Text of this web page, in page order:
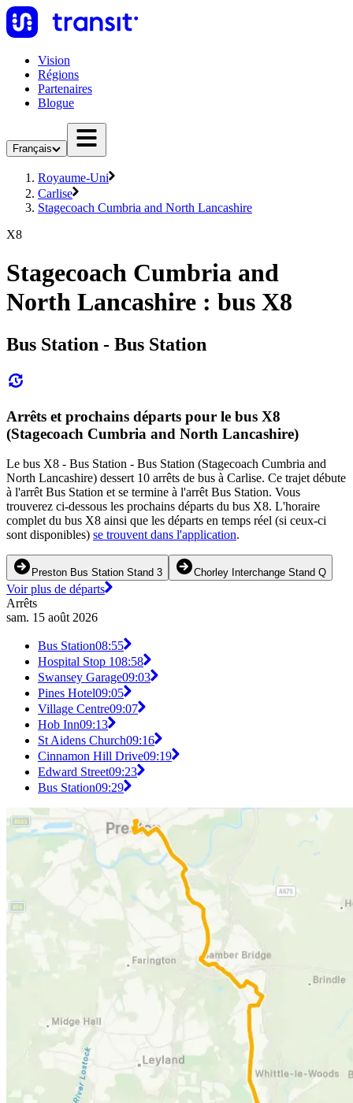
Vision
Régions
Partenaires
Blogue
Français
Royaume-Uni
Carlise
Stagecoach Cumbria and North Lancashire
X8
Stagecoach Cumbria and
North Lancashire : bus X8
Bus Station - Bus Station
Arrêts et prochains départs pour le bus X8
(Stagecoach Cumbria and North Lancashire)
Le bus X8 - Bus Station - Bus Station (Stagecoach Cumbria and
North Lancashire) dessert 10 arrêts de bus à Carlise. Ce trajet débute
à l'arrêt Bus Station et se termine à l'arrêt Bus Station. Vous
trouverez ci-dessous les prochains départs du bus X8. L'horaire
complet du bus X8 ainsi que les départs en temps réel (si ceux-ci
sont disponibles) se trouvent dans l'application.
Preston Bus Station Stand 3 Chorley Interchange Stand Q
Voir plus de départs
Arrêts
sam. 15 août 2026
Bus Station08:55
Hospital Stop 108:58
Swansey Garage09:03
Pines Hotel09:05
Village Centre09:07
Hob Inn09:13
St Aidens Church09:16
Cinnamon Hill Drive09:19
Edward Street09:23
Bus Station09:29